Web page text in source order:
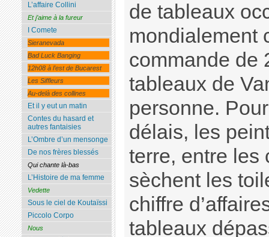
de tableaux
mondialement
commande de
tableaux de
personne.
délais, les
terre, entre les
sèchent les
chiffre
tableaux
L’affaire Collini
Et j’aime à la fureur
I Comete
Sieranevada
Bad Luck Banging
12h08 à l’est de Bucarest
Les Siffleurs
Au-delà des collines
Et il y eut un matin
Contes du hasard et
autres fantaisies
L’Ombre d’un mensonge
De nos frères blessés
Qui chante là-bas
L’Histoire de ma femme
Vedette
Sous le ciel de Koutaïssi
Piccolo Corpo
Nous